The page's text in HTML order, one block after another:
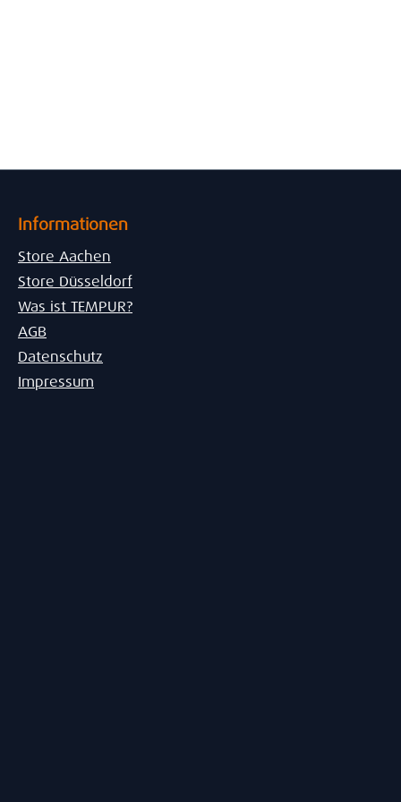
Informationen
Store Aachen
Store Düsseldorf
Was ist TEMPUR?
AGB
Datenschutz
Impressum